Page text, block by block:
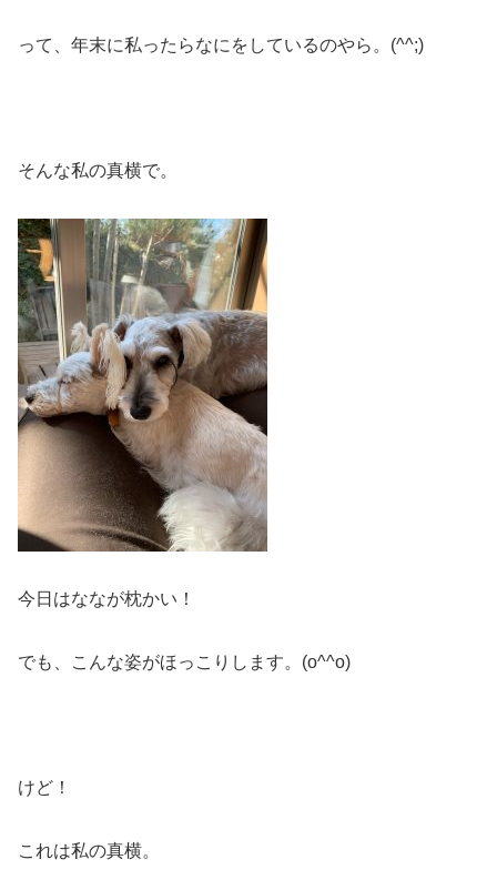
って、年末に私ったらなにをしているのやら。(^^;)
そんな私の真横で。
今日はななが枕かい！
でも、こんな姿がほっこりします。(o^^o)
けど！
これは私の真横。